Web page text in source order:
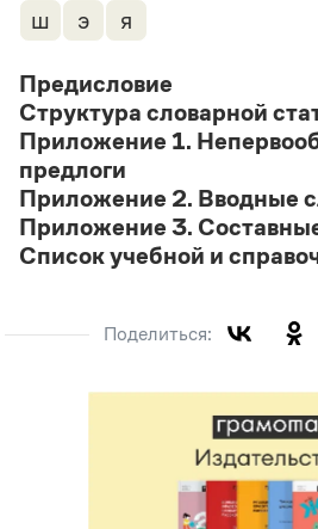
Новости и события
Статьи
Интервью
Лекции и подкасты
Рекомендуем
Учебник Грамоты
Правила русского языка: от азов до
Учебники и справочники
ш
э я
Предисловие
Структура словарной
Приложение 1.
предлоги
Приложение 2. Вводные
Приложение 3.
Список учебной и
Поделиться: